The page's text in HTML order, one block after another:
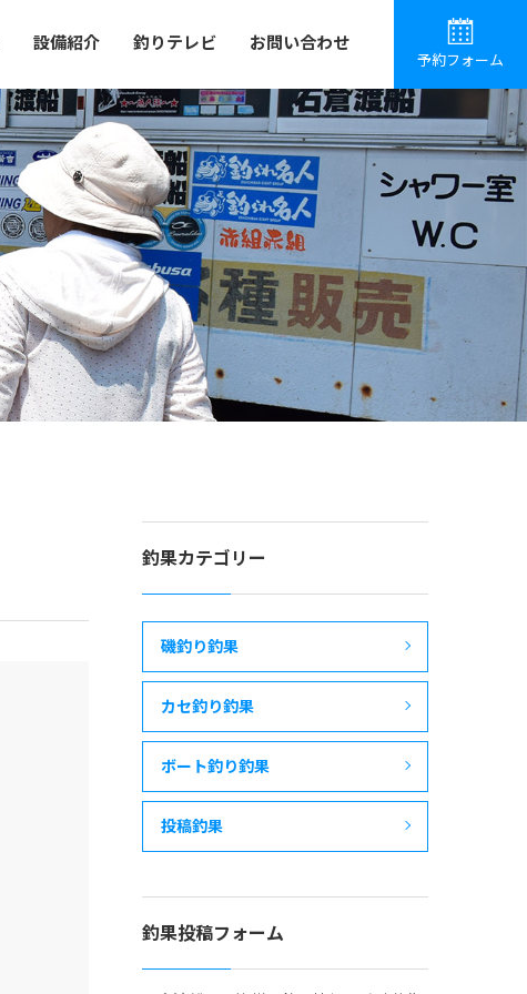
設備紹介 釣りテレビ お問い合わせ
予約フォーム
釣果カテゴリー
磯釣り釣果
カセ釣り釣果
ボート釣り釣果
投稿釣果
釣果投稿フォーム